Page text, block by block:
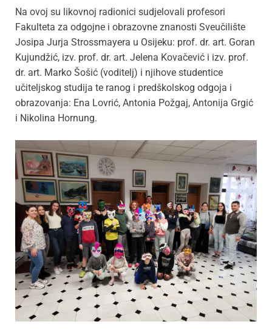
Na ovoj su likovnoj radionici sudjelovali profesori
Fakulteta za odgojne i obrazovne znanosti Sveučilište
Josipa Jurja Strossmayera u Osijeku: prof. dr. art. Goran
Kujundžić, izv. prof. dr. art. Jelena Kovačević i izv. prof.
dr. art. Marko Šošić (voditelj) i njihove studentice
učiteljskog studija te ranog i predškolskog odgoja i
obrazovanja: Ena Lovrić, Antonia Požgaj, Antonija Grgić
i Nikolina Hornung.